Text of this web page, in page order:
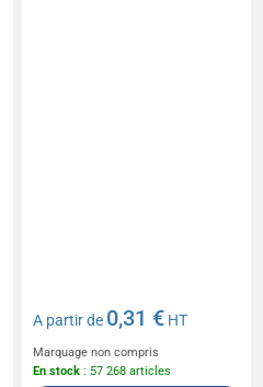
A partir de 0,31 € HT
Marquage non compris
En stock : 57 268 articles